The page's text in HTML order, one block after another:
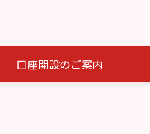
口座開設のご案内